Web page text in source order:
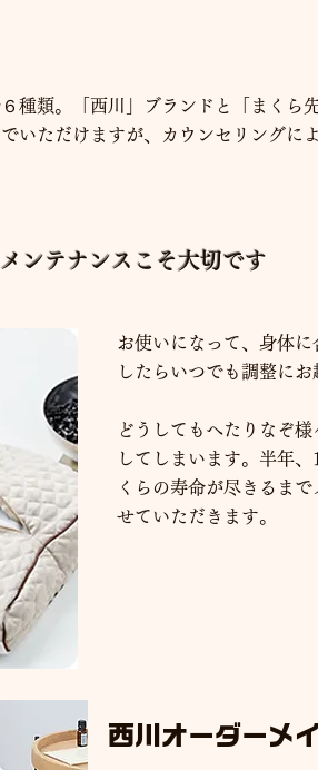
種類。「西川」ブランドと「まくら
いただけますが、カウンセリングに
メンテナンスこそ大切です
お使いになって、身体
したらいつでも調整にお
どうしてもへたりなぞ
してしまいます。半年
くらの寿命が尽きるま
せていただきます。
西川オーダーメ